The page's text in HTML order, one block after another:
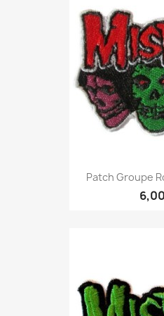
Patch Groupe